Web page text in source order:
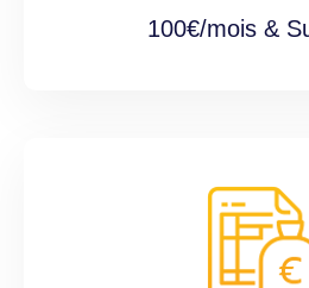
100€/mois &